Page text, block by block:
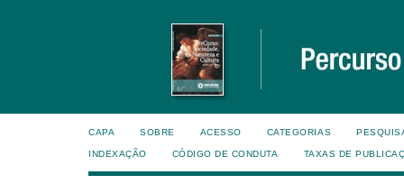
CAPA SOBRE ACESSO CATEGORIAS
INDEXAÇÃO CÓDIGO DE CONDUTA TAXAS DE